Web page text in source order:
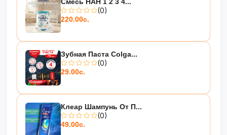
(0)
220.00с.
Зубная Паста Colga...
(0)
29.00с.
Клеар Шампунь От П...
(0)
49.00с.